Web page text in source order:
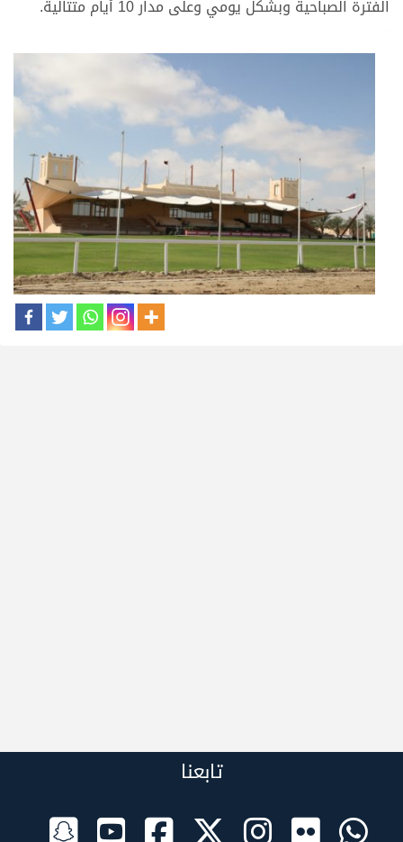
الفترة الصباحية وبشكل يومي وعلى مدار 10 أيام متتالية.
تابعنا